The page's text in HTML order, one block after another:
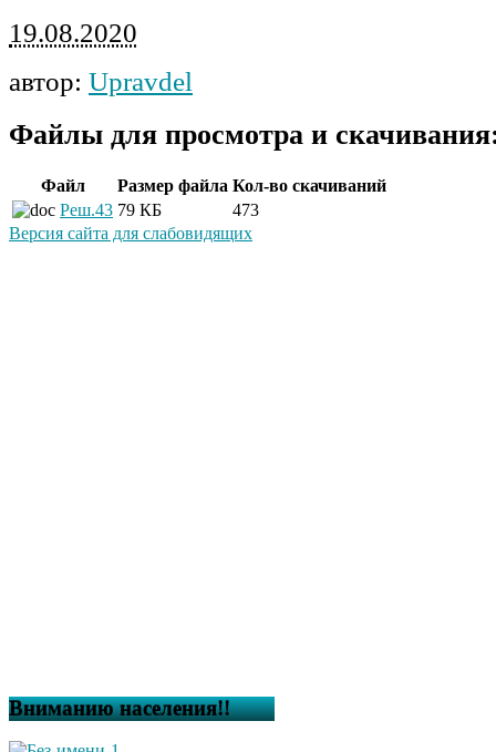
19.08.2020
автор: Upravdel
Файлы для просмотра и
Файл Размер файла Кол-во скачиваний
Реш.43 79 КБ
473
Версия сайта для слабовидящих
Вниманию населения!!